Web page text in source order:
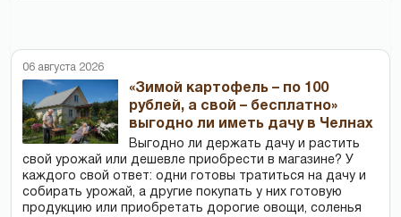
06 августа 2026
«Зимой картофель – по 100
рублей, а свой – бесплатно»
выгодно ли иметь дачу в Челнах
Выгодно ли держать дачу и растить
свой урожай или дешевле приобрести в магазине? У
каждого свой ответ: одни готовы тратиться на дачу и
собирать урожай, а другие покупать у них готовую
продукцию или приобретать дорогие овощи, соленья